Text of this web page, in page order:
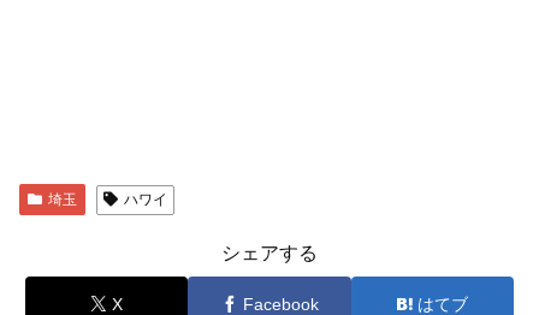
埼玉 ハワイ
シェアする
X Facebook はてブ